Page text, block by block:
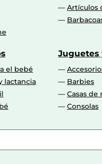
Artículos
el bebé
lactancia
Juguetes
Barbies
Casas de
Consolas